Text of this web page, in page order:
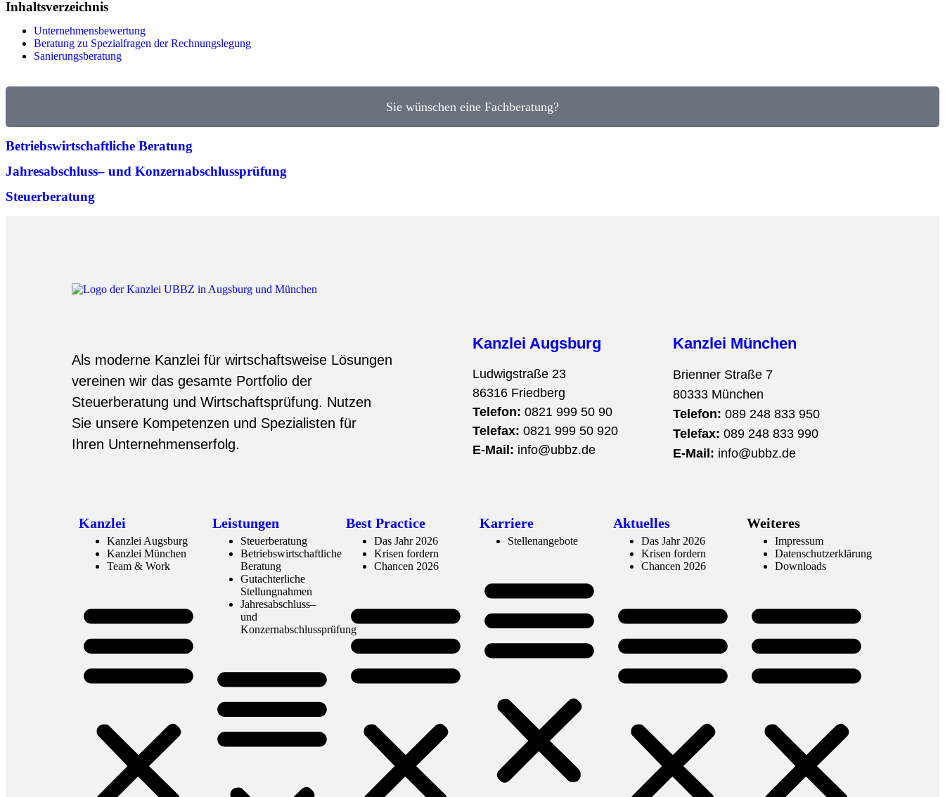
Inhaltsverzeichnis
Unternehmensbewertung
Beratung zu Spezialfragen der Rechnungslegung
Sanierungsberatung
Sie wünschen eine Fachberatung?
Betriebs­wirtschaftliche Beratung
Jahresabschluss– und Konzern­abschlussprüfung
Steuerberatung
Als moderne Kanzlei für wirtschaftsweise Lösungen
vereinen wir das gesamte Portfolio der
Steuerberatung und Wirtschaftsprüfung. Nutzen
Sie unsere Kompetenzen und Spezialisten für
Ihren Unternehmenserfolg.
Kanzlei Augsburg
Ludwigstraße 23
86316 Friedberg
Telefon: 0821 999 50 90
Telefax: 0821 999 50 920
E-Mail: info@ubbz.de
Kanzlei München
Brienner Straße 7
80333 München
Telefon: 089 248 833 950
Telefax: 089 248 833 990
E-Mail: info@ubbz.de
Kanzlei
Kanzlei Augsburg
Kanzlei München
Team & Work
Leistungen
Steuerberatung
Betriebswirtschaftliche
Beratung
Gutachterliche
Stellungnahmen
Jahresabschluss–
und
Konzernabschlussprüfung
Best Practice
Das Jahr 2026
Krisen fordern
Chancen 2026
Karriere
Stellenangebote
Aktuelles
Das Jahr 2026
Krisen fordern
Chancen 2026
Weiteres
Impressum
Datenschutzerklärung
Downloads